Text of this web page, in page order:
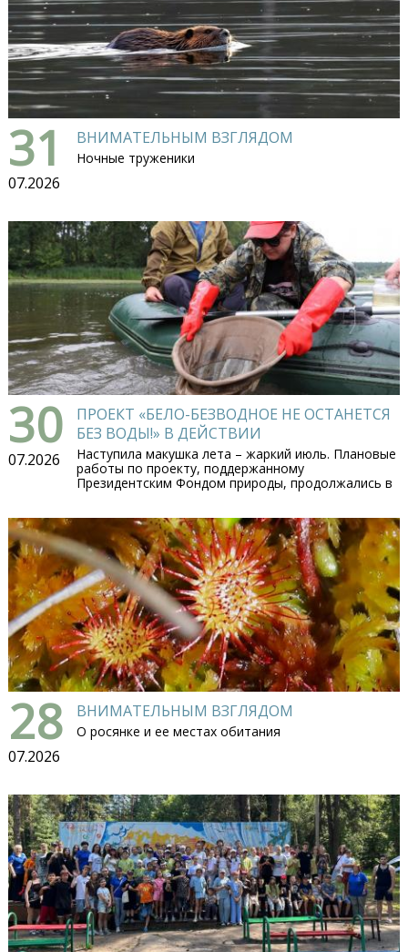
31
07.2026
ВНИМАТЕЛЬНЫМ ВЗГЛЯДОМ
Ночные труженики
30
07.2026
ПРОЕКТ «БЕЛО-БЕЗВОДНОЕ НЕ ОСТАНЕТСЯ
БЕЗ ВОДЫ!» В ДЕЙСТВИИ
Наступила макушка лета – жаркий июль. Плановые
работы по проекту, поддержанному
Президентским Фондом природы, продолжались в
28
07.2026
ВНИМАТЕЛЬНЫМ ВЗГЛЯДОМ
О росянке и ее местах обитания